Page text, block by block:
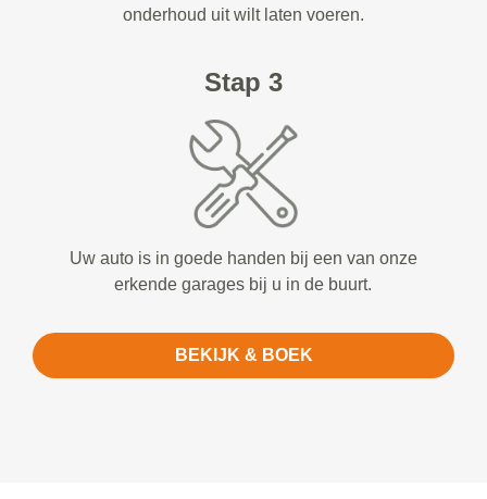
onderhoud uit wilt laten voeren.
Stap 3
Uw auto is in goede handen bij een van onze
erkende garages bij u in de buurt.
BEKIJK & BOEK